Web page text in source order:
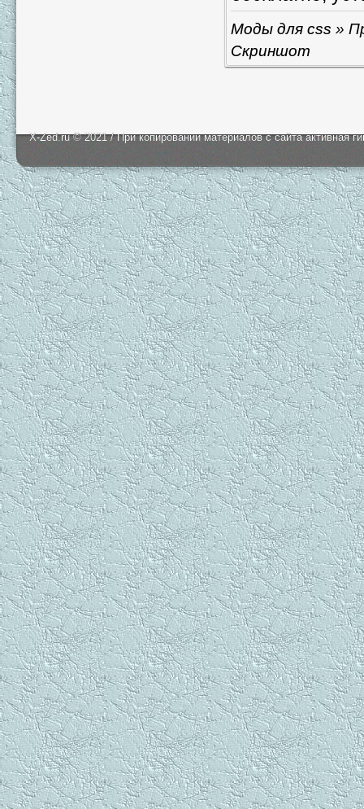
Моды для css »
Скриншот
X-Zed.ru © 2021 / При копировании материалов с сайта активная